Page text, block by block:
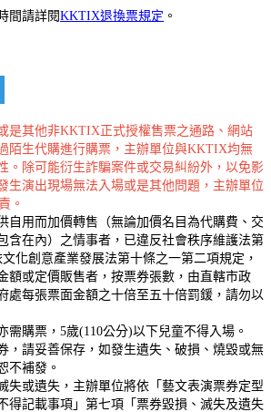
間請詳閱KKTIX退換票規定 。
是其他非KKTIX正式授權售票之通路、網站
陌生代購進行購票，主辦單位與KKTIX均無
。除可能衍生詐騙案件或交易糾紛外，以免影
生演出現場無法入場或是其他問題，主辦單位
。
自用而加價轉售（無論加價名目為代購費、交
含在內）之情事者，已違反社會秩序維護法第
化創意產業發展法第十條之一第二項規定，
額或定價販售者，按票券張數，由直轄市政
處每張票面金額之十倍至五十倍罰鍰，請勿以
需購票，5歲(110公分)以下兒童不得入場。
，請妥善保存，如發生遺失、破損、燒毀或無
不補發。
失或遺失，主辦單位將依「藝文表演票券定型
得記載事項」第七項「票券毀損、滅失及遺失